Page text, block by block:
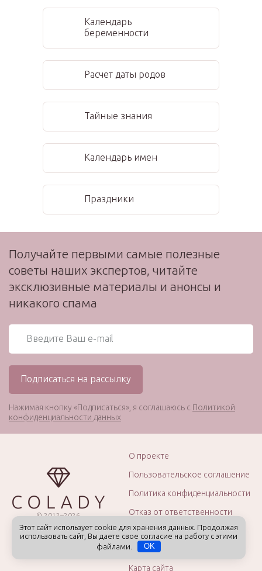
Календарь
беременности
Расчет даты родов
Тайные знания
Календарь имен
Праздники
Получайте первыми самые полезные
советы наших экспертов, читайте
эксклюзивные материалы и анонсы и
никакого спама
Нажимая кнопку «Подписаться», я соглашаюсь с Политикой
конфиденциальности данных
© 2012–2026
ИП Капцов А.Б.
Все права защищены.
16+
О проекте
Пользовательское соглашение
Политика конфиденциальности
Отказ от ответственности
Рекламная политика
Кризисные центры
Карта сайта
Этот сайт использует cookie для хранения данных. Продолжая
использовать сайт, Вы даете свое согласие на работу с этими
файлами.
OK